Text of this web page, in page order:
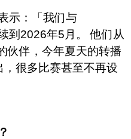
示：「我们与
到2026年5月。 他们从
伙伴，今年夏天的转播
很多比赛甚至不再设